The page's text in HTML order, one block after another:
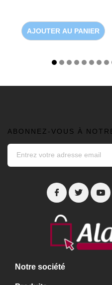
AJOUTER AU PANIER
ABONNEZ-VOUS À
Notre société